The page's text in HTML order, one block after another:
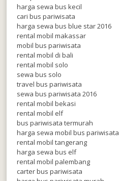
harga sewa bus kecil
cari bus pariwisata
harga sewa bus blue star 2016
rental mobil makassar
mobil bus pariwisata
rental mobil di bali
rental mobil solo
sewa bus solo
travel bus pariwisata
sewa bus pariwisata 2016
rental mobil bekasi
rental mobil elf
bus pariwisata termurah
harga sewa mobil bus pariwisata
rental mobil tangerang
harga sewa bus elf
rental mobil palembang
carter bus pariwisata